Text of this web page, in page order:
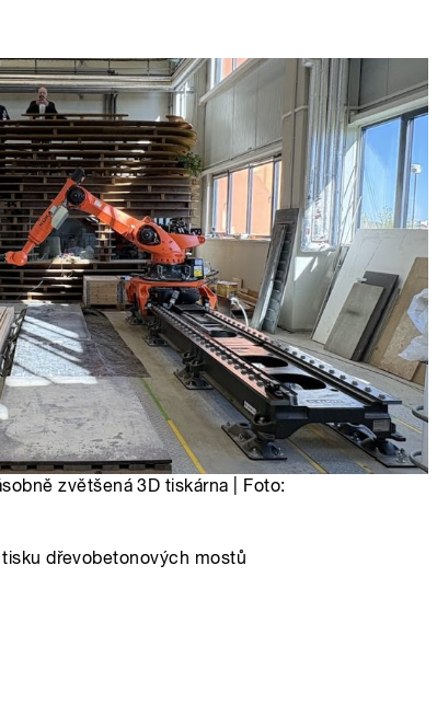
zvětšená 3D tiskárna | Foto:
dřevobetonových mostů